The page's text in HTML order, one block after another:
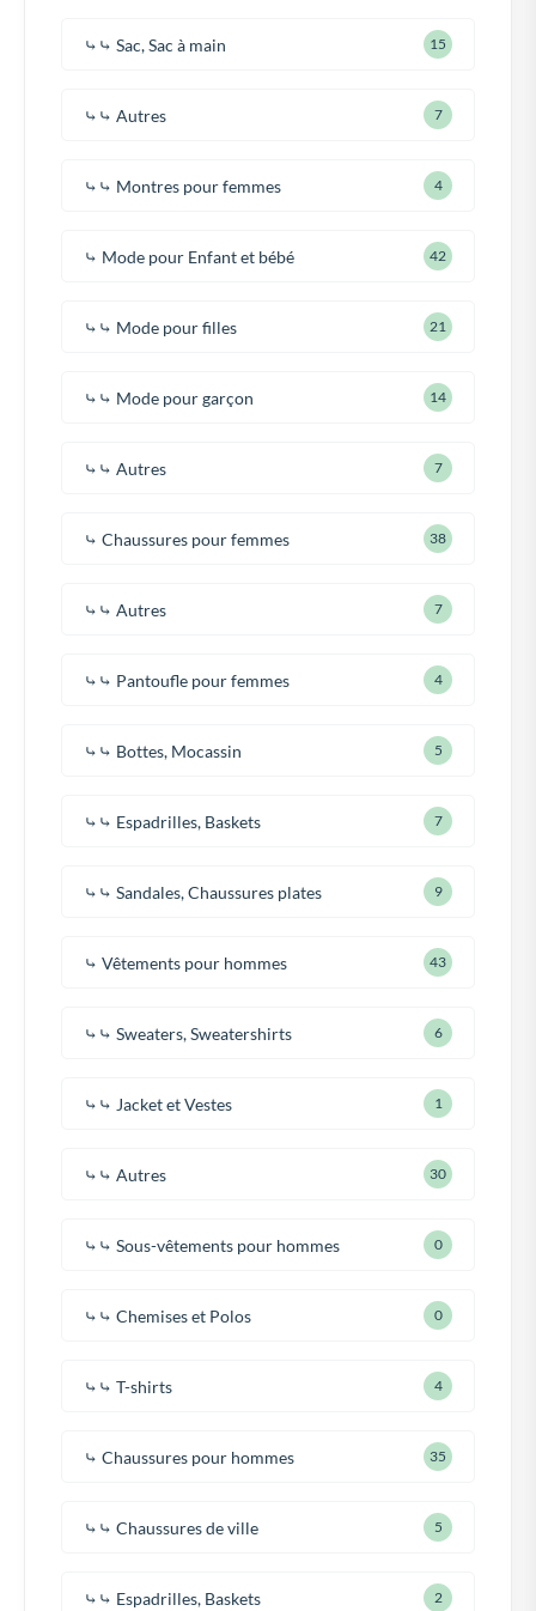
⤷⤷ Sac, Sac à main 15
⤷⤷ Autres 7
⤷⤷ Montres pour femmes 4
⤷ Mode pour Enfant et bébé 42
⤷⤷ Mode pour filles 21
⤷⤷ Mode pour garçon 14
⤷⤷ Autres 7
⤷ Chaussures pour femmes 38
⤷⤷ Autres 7
⤷⤷ Pantoufle pour femmes 4
⤷⤷ Bottes, Mocassin 5
⤷⤷ Espadrilles, Baskets 7
⤷⤷ Sandales, Chaussures plates 9
⤷ Vêtements pour hommes 43
⤷⤷ Sweaters, Sweatershirts 6
⤷⤷ Jacket et Vestes 1
⤷⤷ Autres 30
⤷⤷ Sous-vêtements pour hommes 0
⤷⤷ Chemises et Polos 0
⤷⤷ T-shirts 4
⤷ Chaussures pour hommes 35
⤷⤷ Chaussures de ville 5
⤷⤷ Espadrilles, Baskets 2